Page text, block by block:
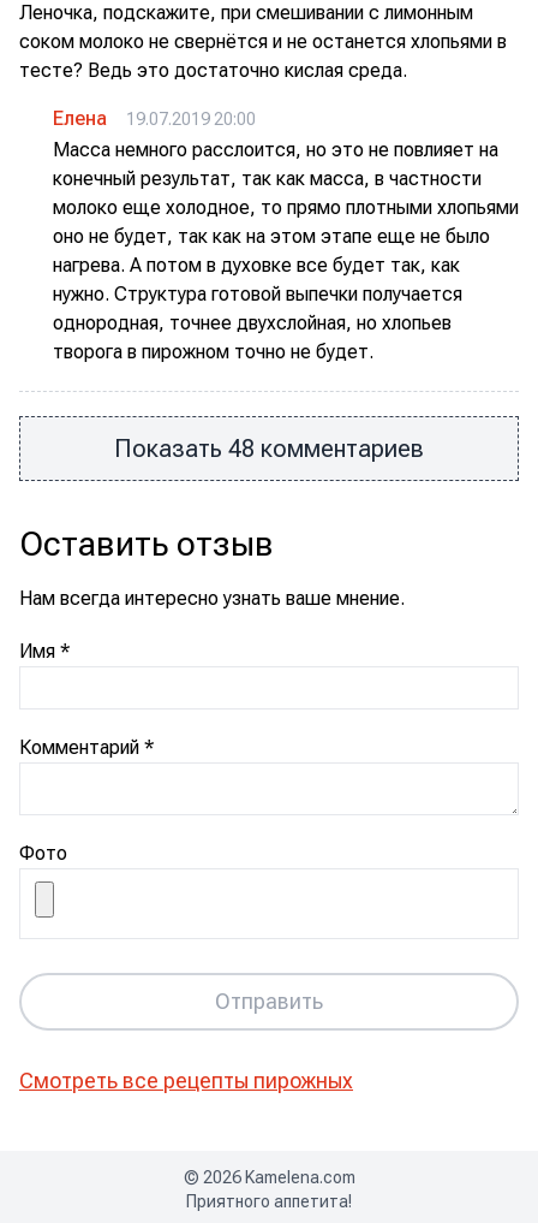
Леночка, подскажите, при смешивании с лимонным
соком молоко не свернётся и не останется хлопьями в
тесте? Ведь это достаточно кислая среда.
Елена 19.07.2019 20:00
Масса немного расслоится, но это не повлияет на
конечный результат, так как масса, в частности
молоко еще холодное, то прямо плотными хлопьями
оно не будет, так как на этом этапе еще не было
нагрева. А потом в духовке все будет так, как
нужно. Структура готовой выпечки получается
однородная, точнее двухслойная, но хлопьев
творога в пирожном точно не будет.
Показать 48 комментариев
Оставить отзыв
Нам всегда интересно узнать ваше мнение.
Имя *
Комментарий *
Фото
Отправить
Смотреть все рецепты пирожных
© 2026 Kamelena.com
Приятного аппетита!